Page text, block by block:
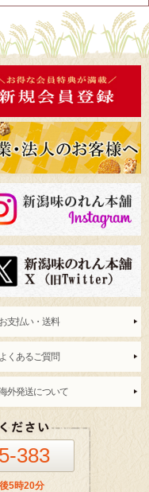
お支払い・送料
よくあるご質問
外発送について
383
5時20分